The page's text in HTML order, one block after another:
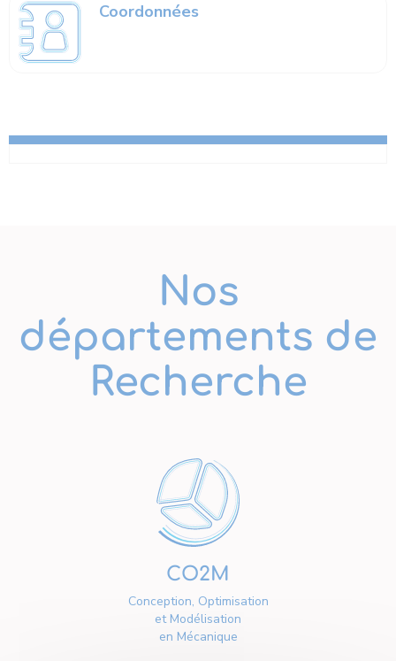
Coordonnées
Nos
départements de
Recherche
CO2M
Conception, Optimisation
et Modélisation
en Mécanique